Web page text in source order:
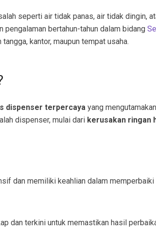
seperti air tidak panas, air tidak dingin,
bertahun-tahun dalam bidang
kantor, maupun tempat usaha.
dispenser terpercaya yang
dispenser, mulai dari kerusakan ringan
dan memiliki keahlian dalam
dan terkini untuk memastikan hasil